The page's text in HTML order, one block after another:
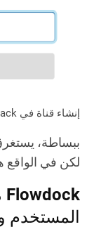
إنشاء قناة في Slack أثناء التسجيل
لكن في الواقع
المستخدم